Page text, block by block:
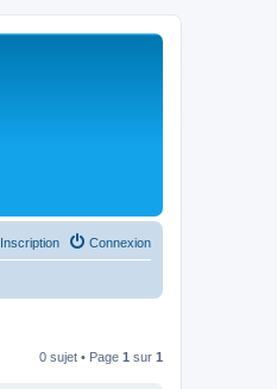
Connexion
Inscription
0 sujet • Page 1 sur 1